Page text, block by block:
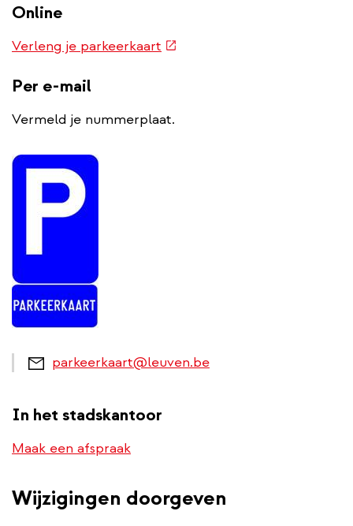
Online
Verleng je parkeerkaart (externe
Per e-mail
Vermeld je nummerplaat.
parkeerkaart@leuven.be
In het stadskantoor
Maak een afspraak
Wijzigingen doorgeven